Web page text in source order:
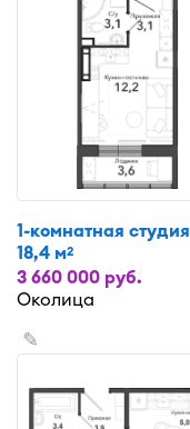
1-комнатная студия
18,4 м2
3 660 000 руб.
Околица
✎